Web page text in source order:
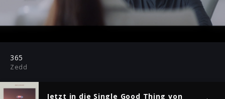
Play Mute
365
Zedd
Jetzt in die Single Good Thing von